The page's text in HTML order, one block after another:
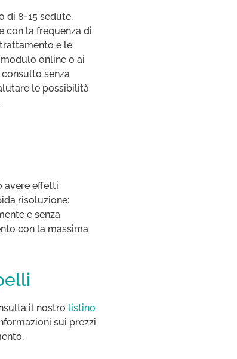
di 8-15 sedute,
con la frequenza di
e le
online o ai
senza
le possibilità
avere effetti
risoluzione:
e senza
con la massima
il nostro listino
sui prezzi